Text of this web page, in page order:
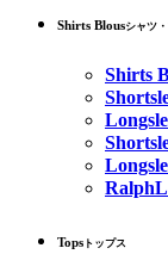
Shirts Blousシャツ
Shirts
Tops トップス